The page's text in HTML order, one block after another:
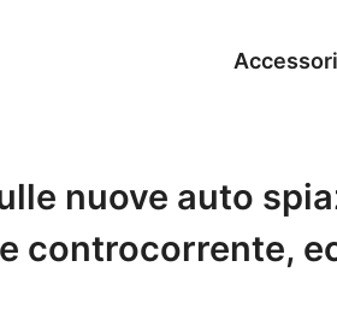
Accessori
nuove auto
controcorrente,